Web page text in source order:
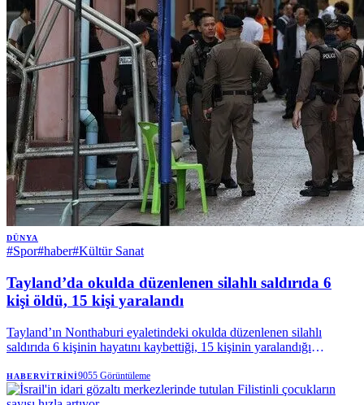
DÜNYA
#Spor#haber#Kültür Sanat
Tayland’da okulda düzenlenen silahlı saldırıda 6
kişi öldü, 15 kişi yaralandı
Tayland’ın Nonthaburi eyaletindeki okulda düzenlenen silahlı
saldırıda 6 kişinin hayatını kaybettiği, 15 kişinin yaralandığı
HABERVITRINI9055 Görüntüleme